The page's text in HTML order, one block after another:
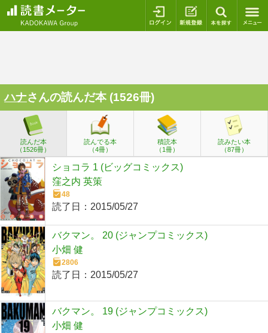
ログイン 新規登録
ハナさんの読んだ本 (1526冊)
読んだ本
（1526冊）
読んでる本
（4冊）
積読本
（1冊）
読みたい本
（87冊）
ショコラ 1 (ビッグコミックス)
窪之内 英策
48
読了日： 2015/05/27
バクマン。 20 (ジャンプコミックス)
小畑 健
2806
読了日： 2015/05/27
バクマン。 19 (ジャンプコミックス)
小畑 健